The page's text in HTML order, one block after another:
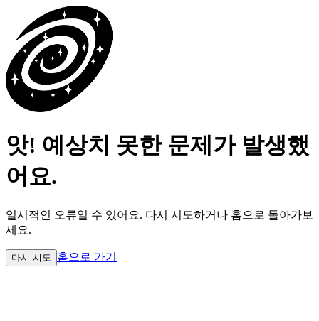
앗! 예상치 못한 문제가 발생했
어요.
일시적인 오류일 수 있어요. 다시 시도하거나 홈으로 돌아가보
세요.
다시 시도 홈으로 가기